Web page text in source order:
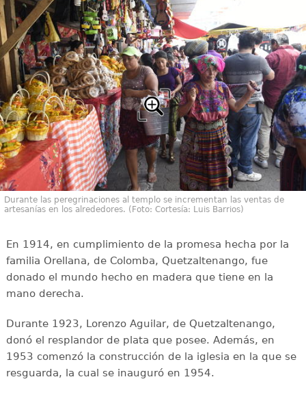
Durante las peregrinaciones al templo se incrementan las ventas de
artesanías en los alrededores. (Foto: Cortesía: Luis Barrios)
En 1914, en cumplimiento de la promesa hecha por la
familia Orellana, de Colomba, Quetzaltenango, fue
donado el mundo hecho en madera que tiene en la
mano derecha.
Durante 1923, Lorenzo Aguilar, de Quetzaltenango,
donó el resplandor de plata que posee. Además, en
1953 comenzó la construcción de la iglesia en la que se
resguarda, la cual se inauguró en 1954.